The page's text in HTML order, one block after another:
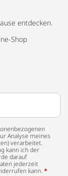
entdecken.
Shop
Analyse meines
verarbeitet.
kann ich der
darauf
jederzeit
kann. *